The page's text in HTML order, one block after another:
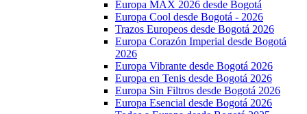
Europa MAX 2026 desde Bogotá
Europa Cool desde Bogotá - 2026
Trazos Europeos desde Bogotá 2026
Europa Corazón Imperial desde Bogotá
2026
Europa Vibrante desde Bogotá 2026
Europa en Tenis desde Bogotá 2026
Europa Sin Filtros desde Bogotá 2026
Europa Esencial desde Bogotá 2026